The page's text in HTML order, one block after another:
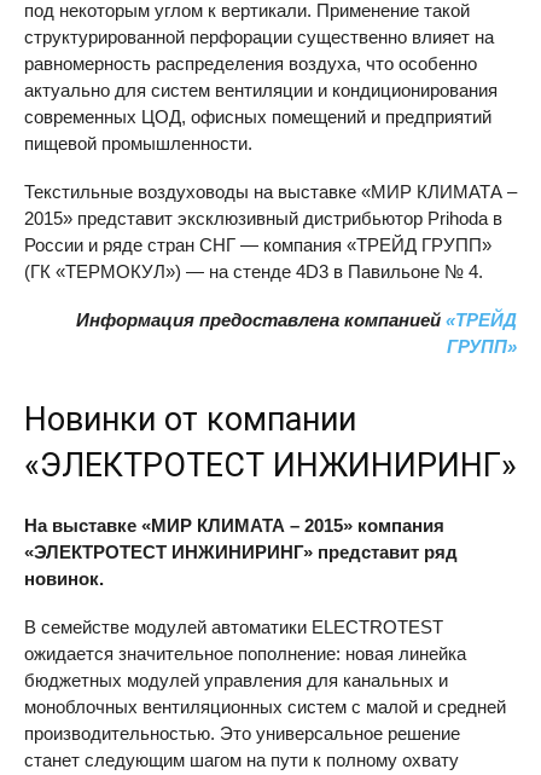
под некоторым углом к вертикали. Применение такой
структурированной перфорации существенно влияет на
равномерность распределения воздуха, что особенно
актуально для систем вентиляции и кондиционирования
современных ЦОД, офисных помещений и предприятий
пищевой промышленности.
Текстильные воздуховоды на выставке «МИР КЛИМАТА –
2015» представит эксклюзивный дистрибьютор Prihoda в
России и ряде стран СНГ — компания «ТРЕЙД ГРУПП»
(ГК «ТЕРМОКУЛ») — на стенде 4D3 в Павильоне № 4.
Информация предоставлена компанией «ТРЕЙД
ГРУПП»
Новинки от компании
«ЭЛЕКТРОТЕСТ ИНЖИНИРИНГ»
На выставке «МИР КЛИМАТА – 2015» компания
«ЭЛЕКТРОТЕСТ ИНЖИНИРИНГ» представит ряд
новинок.
В семействе модулей автоматики ELECTROTEST
ожидается значительное пополнение: новая линейка
бюджетных модулей управления для канальных и
моноблочных вентиляционных систем с малой и средней
производительностью. Это универсальное решение
станет следующим шагом на пути к полному охвату